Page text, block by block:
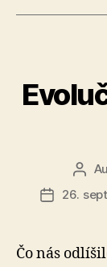
Dátum
26.
Čo nás